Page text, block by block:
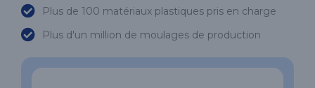
Plus de 100 matériaux plastiques pris en charge
Plus d'un million de moulages de production